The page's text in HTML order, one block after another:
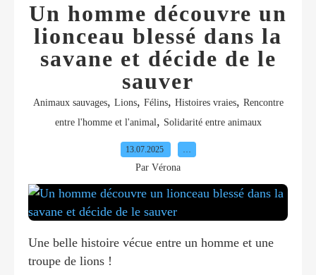
Un homme découvre un
lionceau blessé dans la
savane et décide de le
sauver
Animaux sauvages, Lions, Félins, Histoires vraies, Rencontre
entre l'homme et l'animal, Solidarité entre animaux
13.07.2025 …
Par Vérona
Une belle histoire vécue entre un homme et une
troupe de lions !